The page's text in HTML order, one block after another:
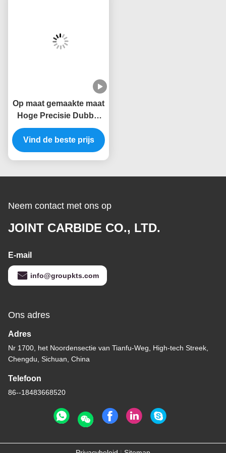
Op maat gemaakte maat
Hoge Precisie Dubbel
Gesneden
Wolframcarbide Frees 6
mm Schacht Dremel
Vind de beste prijs
Neem contact met ons op
JOINT CARBIDE CO., LTD.
E-mail
info@groupkts.com
Ons adres
Adres
Nr 1700, het Noordensectie van Tianfu-Weg, High-tech Streek,
Chengdu, Sichuan, China
Telefoon
86--18483668520